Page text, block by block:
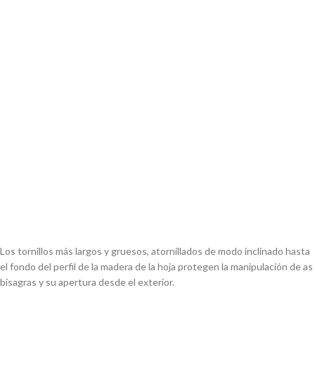
Los tornillos más largos y gruesos, atornillados de modo inclinado hasta
el fondo del perfil de la madera de la hoja protegen la manipulación deas
bisagras y su apertura desde el exterior.